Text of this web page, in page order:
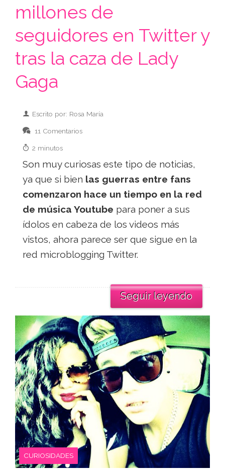
millones de
seguidores en Twitter y
tras la caza de Lady
Gaga
Escrito por: Rosa María
11 Comentarios
2 minutos
Son muy curiosas este tipo de noticias,
ya que si bien las guerras entre fans
comenzaron hace un tiempo en la red
de música Youtube para poner a sus
ídolos en cabeza de los videos más
vistos, ahora parece ser que sigue en la
red microblogging Twitter.
Seguir leyendo
CURIOSIDADES